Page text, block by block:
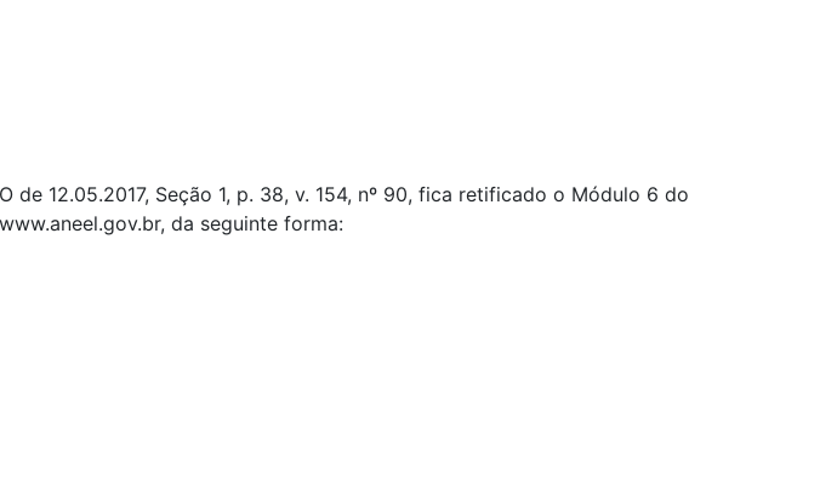
de 12.05.2017, Seção 1, p. 38, v. 154, nº 90, fica retificado o Módulo 6 do
da seguinte forma: